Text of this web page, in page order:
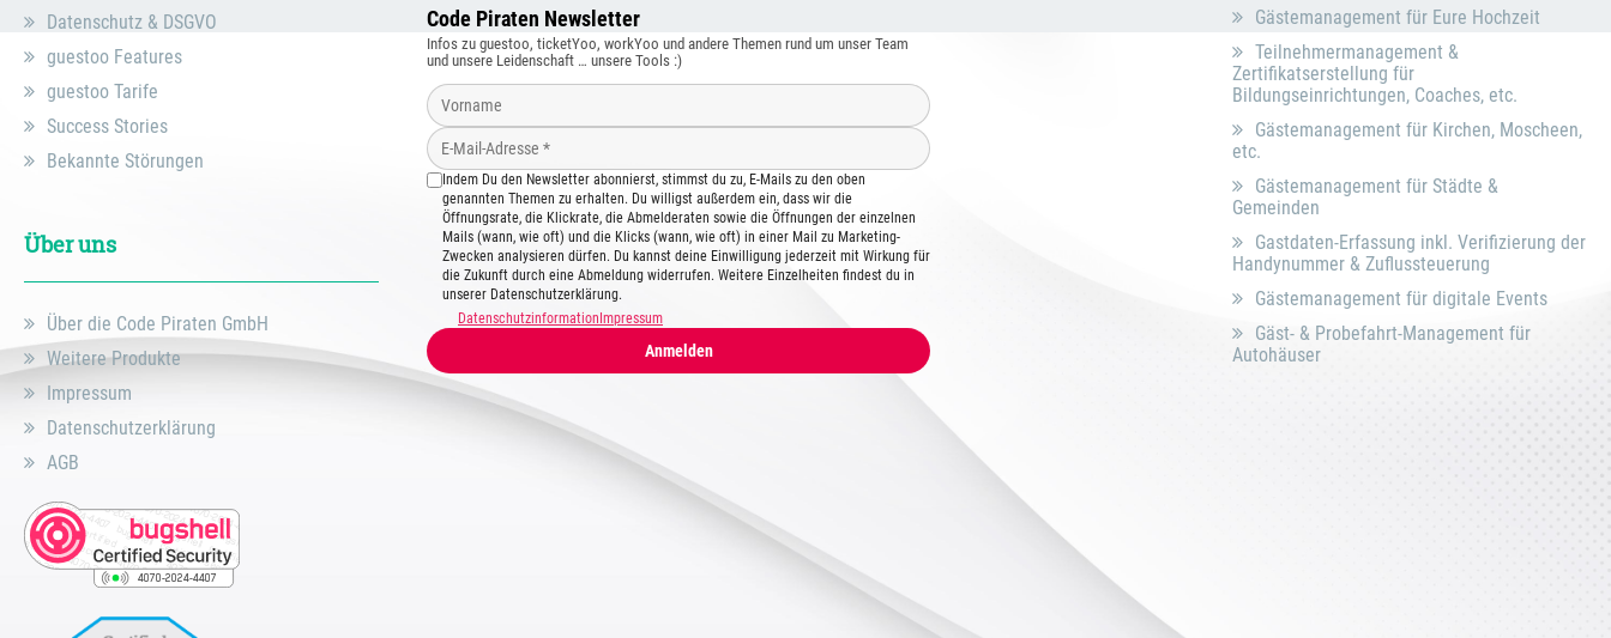
Datenschutz & DSGVO
guestoo Features
guestoo Tarife
Success Stories
Bekannte Störungen
Über uns
Über die Code Piraten GmbH
Weitere Produkte
Impressum
Datenschutzerklärung
AGB
Code Piraten Newsletter
Infos zu guestoo, ticketYoo, workYoo und andere Themen rund um unser Team
und unsere Leidenschaft … unsere Tools :)
Indem Du den Newsletter abonnierst, stimmst du zu, E-Mails zu den oben
genannten Themen zu erhalten. Du willigst außerdem ein, dass wir die
Öffnungsrate, die Klickrate, die Abmelderaten sowie die Öffnungen der einzelnen
Mails (wann, wie oft) und die Klicks (wann, wie oft) in einer Mail zu Marketing-
Zwecken analysieren dürfen. Du kannst deine Einwilligung jederzeit mit Wirkung für
die Zukunft durch eine Abmeldung widerrufen. Weitere Einzelheiten findest du in
unserer Datenschutzerklärung.
Datenschutzinformation Impressum
Anmelden
Gästemanagement für Eure Hochzeit
Teilnehmermanagement &
Zertifikatserstellung für
Bildungseinrichtungen, Coaches, etc.
Gästemanagement für Kirchen, Moscheen,
etc.
Gästemanagement für Städte &
Gemeinden
Gastdaten-Erfassung inkl. Verifizierung der
Handynummer & Zuflussteuerung
Gästemanagement für digitale Events
Gäst- & Probefahrt-Management für
Autohäuser